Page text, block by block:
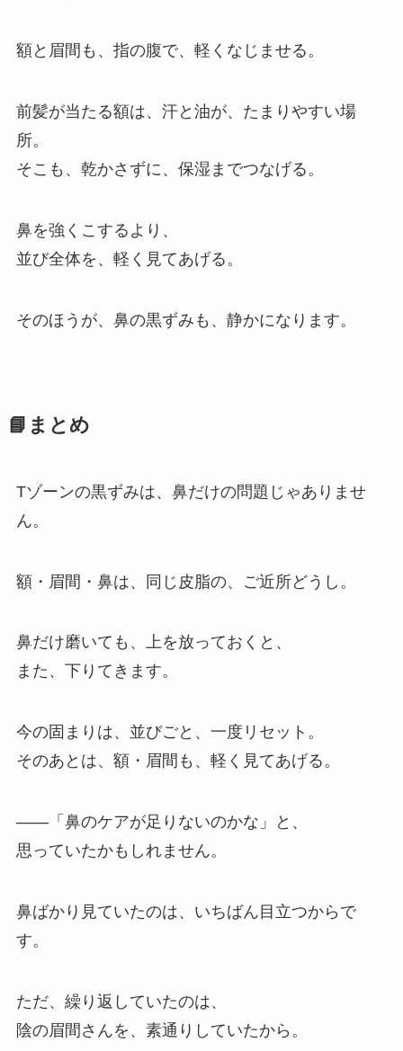
額と眉間も、指の腹で、軽くなじませる。
前髪が当たる額は、汗と油が、たまりやすい場
所。
そこも、乾かさずに、保湿までつなげる。
鼻を強くこするより、
並び全体を、軽く見てあげる。
そのほうが、鼻の黒ずみも、静かになります。
📘まとめ
Tゾーンの黒ずみは、鼻だけの問題じゃありませ
ん。
額・眉間・鼻は、同じ皮脂の、ご近所どうし。
鼻だけ磨いても、上を放っておくと、
また、下りてきます。
今の固まりは、並びごと、一度リセット。
そのあとは、額・眉間も、軽く見てあげる。
——「鼻のケアが足りないのかな」と、
思っていたかもしれません。
鼻ばかり見ていたのは、いちばん目立つからで
す。
ただ、繰り返していたのは、
陰の眉間さんを、素通りしていたから。